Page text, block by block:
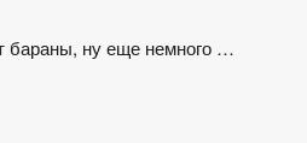
бараны, ну еще немного …